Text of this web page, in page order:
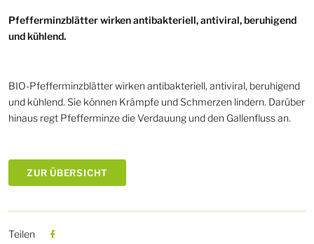
Pfefferminzblätter wirken antibakteriell, antiviral, beruhigend
und kühlend.
BIO-Pfefferminzblätter wirken antibakteriell, antiviral, beruhigend
und kühlend. Sie können Krämpfe und Schmerzen lindern. Darüber
hinaus regt Pfefferminze die Verdauung und den Gallenfluss an.
ZUR ÜBERSICHT
Teilen